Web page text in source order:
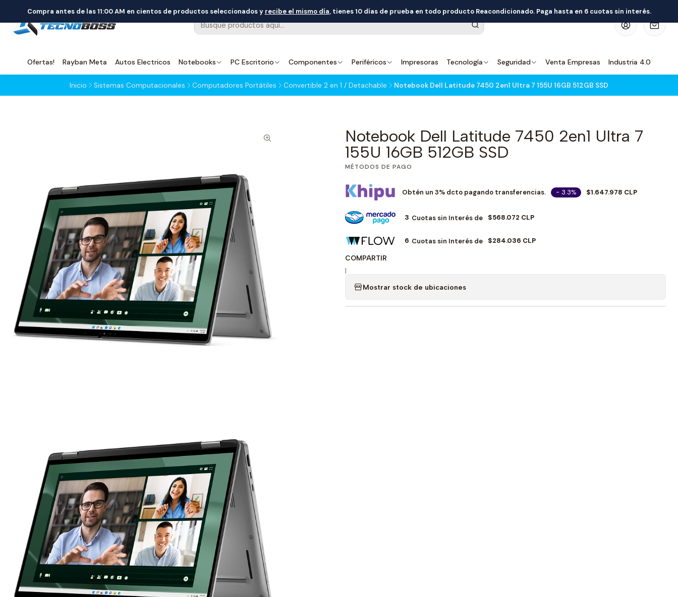
Ofertas! Rayban Meta Autos Electricos Notebooks PC Escritorio Componentes Periféricos Impresoras Tecnología Seguridad Venta Empresas Industria 4.0
Compra antes de las 11:00 AM en cientos de productos seleccionados y recibe el mismo día, tienes 10 días de prueba en todo producto Reacondicionado. Paga hasta en 6 cuotas sin interés.
Inicio Sistemas Computacionales Computadores Portátiles Convertible 2 en 1 / Detachable Notebook Dell Latitude 7450 2en1 Ultra 7 155U 16GB 512GB SSD
Notebook Dell Latitude 7450 2en1 Ultra 7
155U 16GB 512GB SSD
MÉTODOS DE PAGO
Obtén un 3% dcto pagando transferencias. - 3.3% $1.647.978 CLP
3 Cuotas sin Interés de $568.072 CLP
6 Cuotas sin Interés de $284.036 CLP
COMPARTIR
|
Mostrar stock de ubicaciones